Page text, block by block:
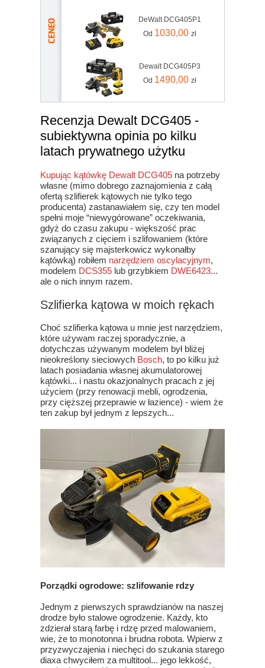
DeWalt DCG405P1
Od 1030,00 zł
Dewalt DCG405P3
Od 1490,00 zł
Recenzja Dewalt DCG405 -
subiektywna opinia po kilku
latach prywatnego użytku
Kupując kątówkę Dewalt DCG405 na potrzeby
własne (mimo dobrego zaznajomienia z całą
ofertą szlifierek kątowych nie tylko tego
producenta) zastanawiałem się, czy ten model
spełni moje “niewygórowane” oczekiwania,
gdyż do czasu zakupu - większość prac
związanych z cięciem i szlifowaniem (które
szanujący się majsterkowicz wykonałby
kątówką) robiłem narzędziem oscylacyjnym,
modelem DCS355 lub grzybkiem DWE6423...
ale o nich innym razem.
Szlifierka kątowa w moich rękach
Choć szlifierka kątowa u mnie jest narzędziem,
które używam raczej sporadycznie, a
dotychczas używanym modelem był bliżej
nieokreślony sieciowych Bosch, to po kilku już
latach posiadania własnej akumulatorowej
kątówki... i nastu okazjonalnych pracach z jej
użyciem (przy renowacji mebli, ogrodzenia,
przy cięższej przeprawie w łazience) - wiem że
ten zakup był jednym z lepszych...
Porządki ogrodowe: szlifowanie rdzy
Jednym z pierwszych sprawdzianów na naszej
drodze było stalowe ogrodzenie. Każdy, kto
zdzierał starą farbę i rdzę przed malowaniem,
wie, że to monotonna i brudna robota. Wpierw z
przyzwyczajenia i niechęci do szukania starego
diaxa chwyciłem za multitool... jego lekkość,